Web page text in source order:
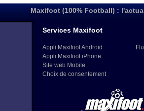
Maxifoot (100% Football) :
Services Maxifoot
Appli Maxifoot Android
Appli Maxifoot iPhone
Site web Mobile
Choix de consentement